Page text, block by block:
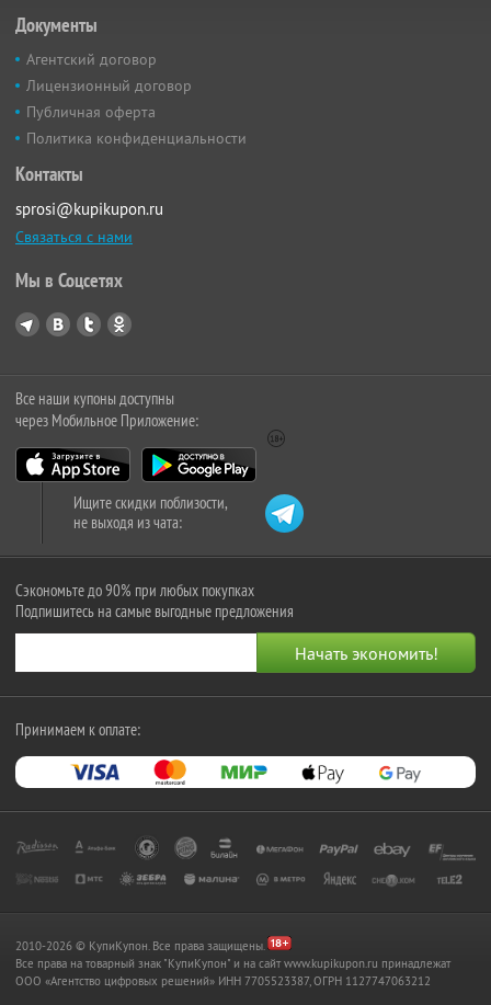
Документы
Агентский договор
Лицензионный договор
Публичная оферта
Политика конфиденциальности
Контакты
sprosi@kupikupon.ru
Связаться с нами
Мы в Соцсетях
Все наши купоны доступны
через Мобильное Приложение:
Ищите скидки поблизости,
не выходя из чата:
Сэкономьте до 90% при любых покупках
Подпишитесь на самые выгодные предложения
Принимаем к оплате:
2010-2026 © КупиКупон. Все права защищены.
Все права на товарный знак "КупиКупон" и на сайт www.kupikupon.ru принадлежат
OOO «Агентство цифровых решений» ИНН 7705523387, ОГРН 1127747063212